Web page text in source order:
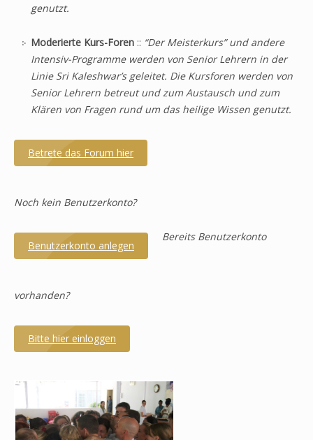
genutzt.
Moderierte Kurs-Foren :: “Der Meisterkurs” und andere
Intensiv-Programme werden von Senior Lehrern in der
Linie Sri Kaleshwar’s geleitet. Die Kursforen werden von
Senior Lehrern betreut und zum Austausch und zum
Klären von Fragen rund um das heilige Wissen genutzt.
Betrete das Forum hier
Noch kein Benutzerkonto?
Benutzerkonto anlegen
Bereits Benutzerkonto
vorhanden?
Bitte hier einloggen